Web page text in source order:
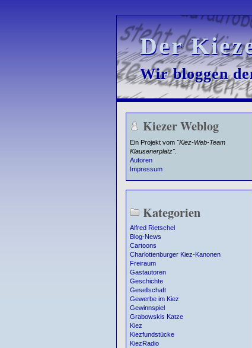
Der
Der
Wir bloggen
Wir bloggen
Kiezer Weblog
Ein Projekt vom "Kiez-Web-Team
Klausenerplatz".
Autoren
Impressum
Kategorien
Alfred Rietschel
Blog-News
Cartoons
Charlottenburger Kiez-Kanonen
Freiraum
Gastautoren
Geschichte
Gesellschaft
Gewerbe im Kiez
Gewinnspiel
Grabowskis Katze
Kiez
Kiezfundstücke
KiezRadio